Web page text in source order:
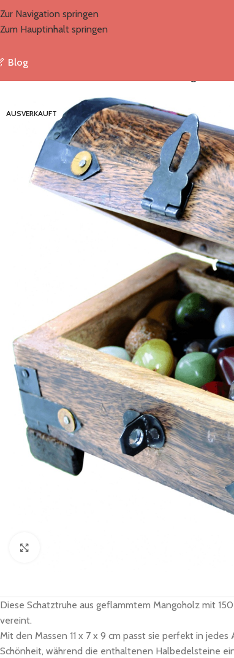
Zur Navigation springen
Zum Hauptinhalt springen
Blog
AUSVERKAUFT
Diese Schatztruhe aus geflammtem Mangoholz mit
vereint.
Mit den Massen 11 x 7 x 9 cm passt sie perfekt in
Schönheit, während die enthaltenen Halbedelsteine